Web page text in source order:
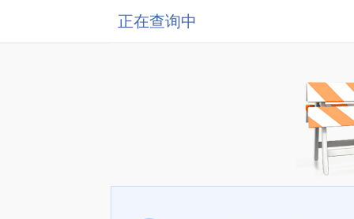
正在查询中